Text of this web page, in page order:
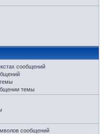
сообщений
темы
сообщений